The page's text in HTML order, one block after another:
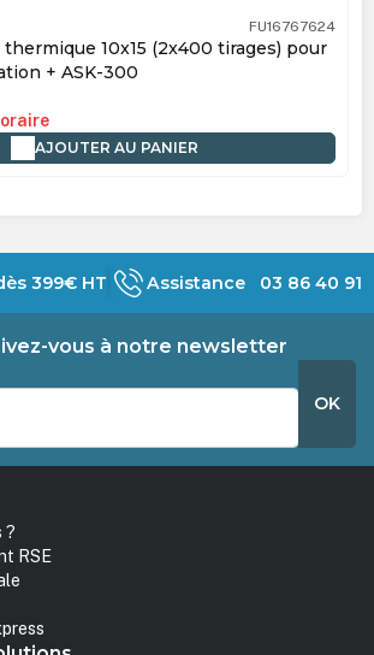
FU16767624
10x15 (2x400 tirages) pour
+ ASK-300
AJOUTER AU PANIER
399€ HT Assistance 03 86 40 91
vous à notre newsletter
OK
?
RSE